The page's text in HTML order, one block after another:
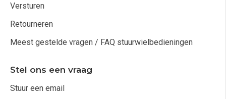
Versturen
Retourneren
Meest gestelde vragen / FAQ stuurwielbedieningen
Stel ons een vraag
Stuur een email